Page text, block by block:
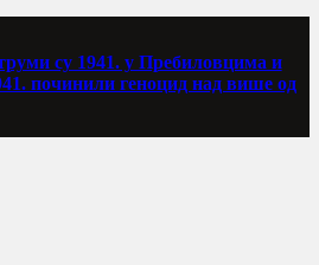
су 1941. у Пребиловцима и
починили геноцид над више од